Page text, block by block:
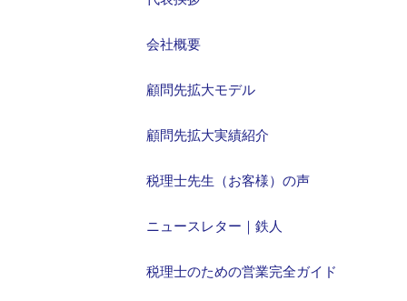
会社概要
顧問先拡大モデル
顧問先拡大実績紹介
税理士先生（お客様）の声
ニュースレター｜鉄人
税理士のための営業完全ガイド